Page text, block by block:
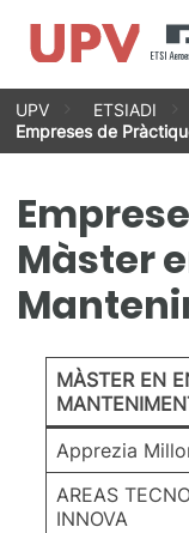
Vés
contingut
UPV ETSIADI
Empreses de
Màster
MÀSTER EN
Apprezia
AREAS
INNOVA